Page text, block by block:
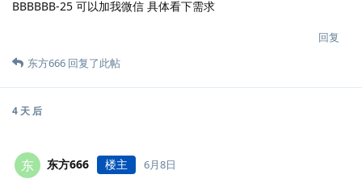
BBBBBB-25 可以加我微信 具体看下需求
回复
东方666 回复了此帖
4 天 后
东 东方666 楼主 6月8日